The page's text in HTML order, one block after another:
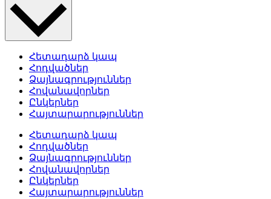
Հետադարձ կապ
Հոդվածներ
Ձայնագրություններ
Հովանավորներ
Ընկերներ
Հայտարարություններ
Հետադարձ կապ
Հոդվածներ
Ձայնագրություններ
Հովանավորներ
Ընկերներ
Հայտարարություններ